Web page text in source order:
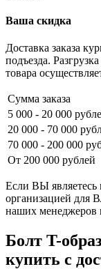
Ваша скидка
Доставка заказа
подъезда.
товара
Сумма заказа
5 000 - 20 000
20 000 - 70 000
70 000 - 200 000
От 200 000 рублей
Если ВЫ
организацией для
наших менеджеров
Болт T-
купить с